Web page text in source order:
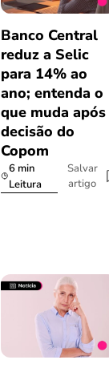
Banco Central
reduz a Selic
para 14% ao
ano; entenda o
que muda após
decisão do
Copom
6 min
Leitura
Salvar
artigo